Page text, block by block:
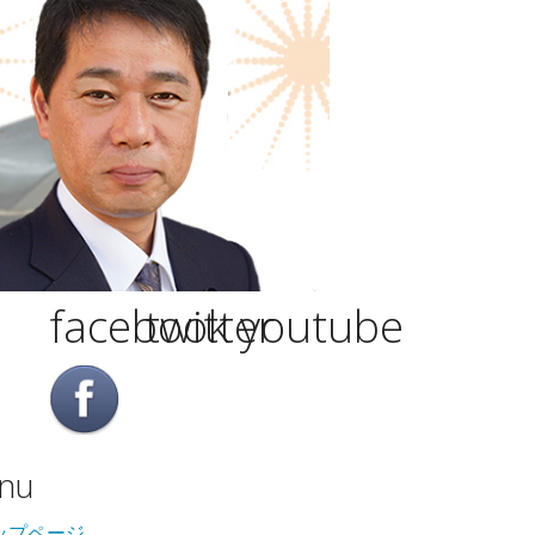
facebook
twitteryoutube